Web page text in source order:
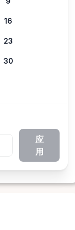
16
23
30
应
用